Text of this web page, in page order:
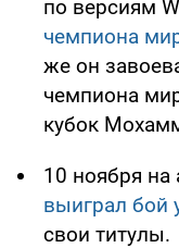
по версиям
чемпиона
же он
чемпиона
кубок
10 ноября на
выиграл бой
свои титулы.